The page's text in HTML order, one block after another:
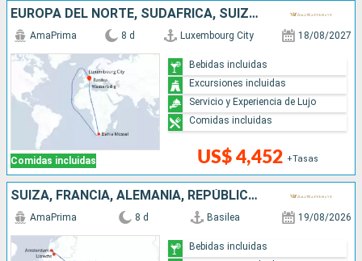
EUROPA DEL NORTE, SUDAFRICA, SUIZA, ALEMANIA, FRANCIA
Comidas incluidas
AmaPrima 8 d Luxembourg City 18/08/2027
US$ 4,452 +Tasas
Bebidas incluidas
Excursiones incluidas
Servicio y Experiencia de Lujo
Comidas incluidas
SUIZA, FRANCIA, ALEMANIA, REPÚBLICA DOMINICANA, PAISES BAJOS
AmaPrima 8 d Basilea 19/08/2026
Bebidas incluidas